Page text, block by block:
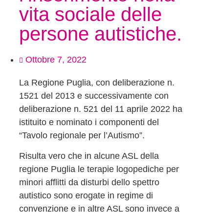
vita sociale delle
persone autistiche.
Ottobre 7, 2022
La Regione Puglia, con deliberazione n.
1521 del 2013 e successivamente con
deliberazione n. 521 del 11 aprile 2022 ha
istituito e nominato i componenti del
“Tavolo regionale per l’Autismo”.
Risulta vero che in alcune ASL della
regione Puglia le terapie logopediche per
minori afflitti da disturbi dello spettro
autistico sono erogate in regime di
convenzione e in altre ASL sono invece a